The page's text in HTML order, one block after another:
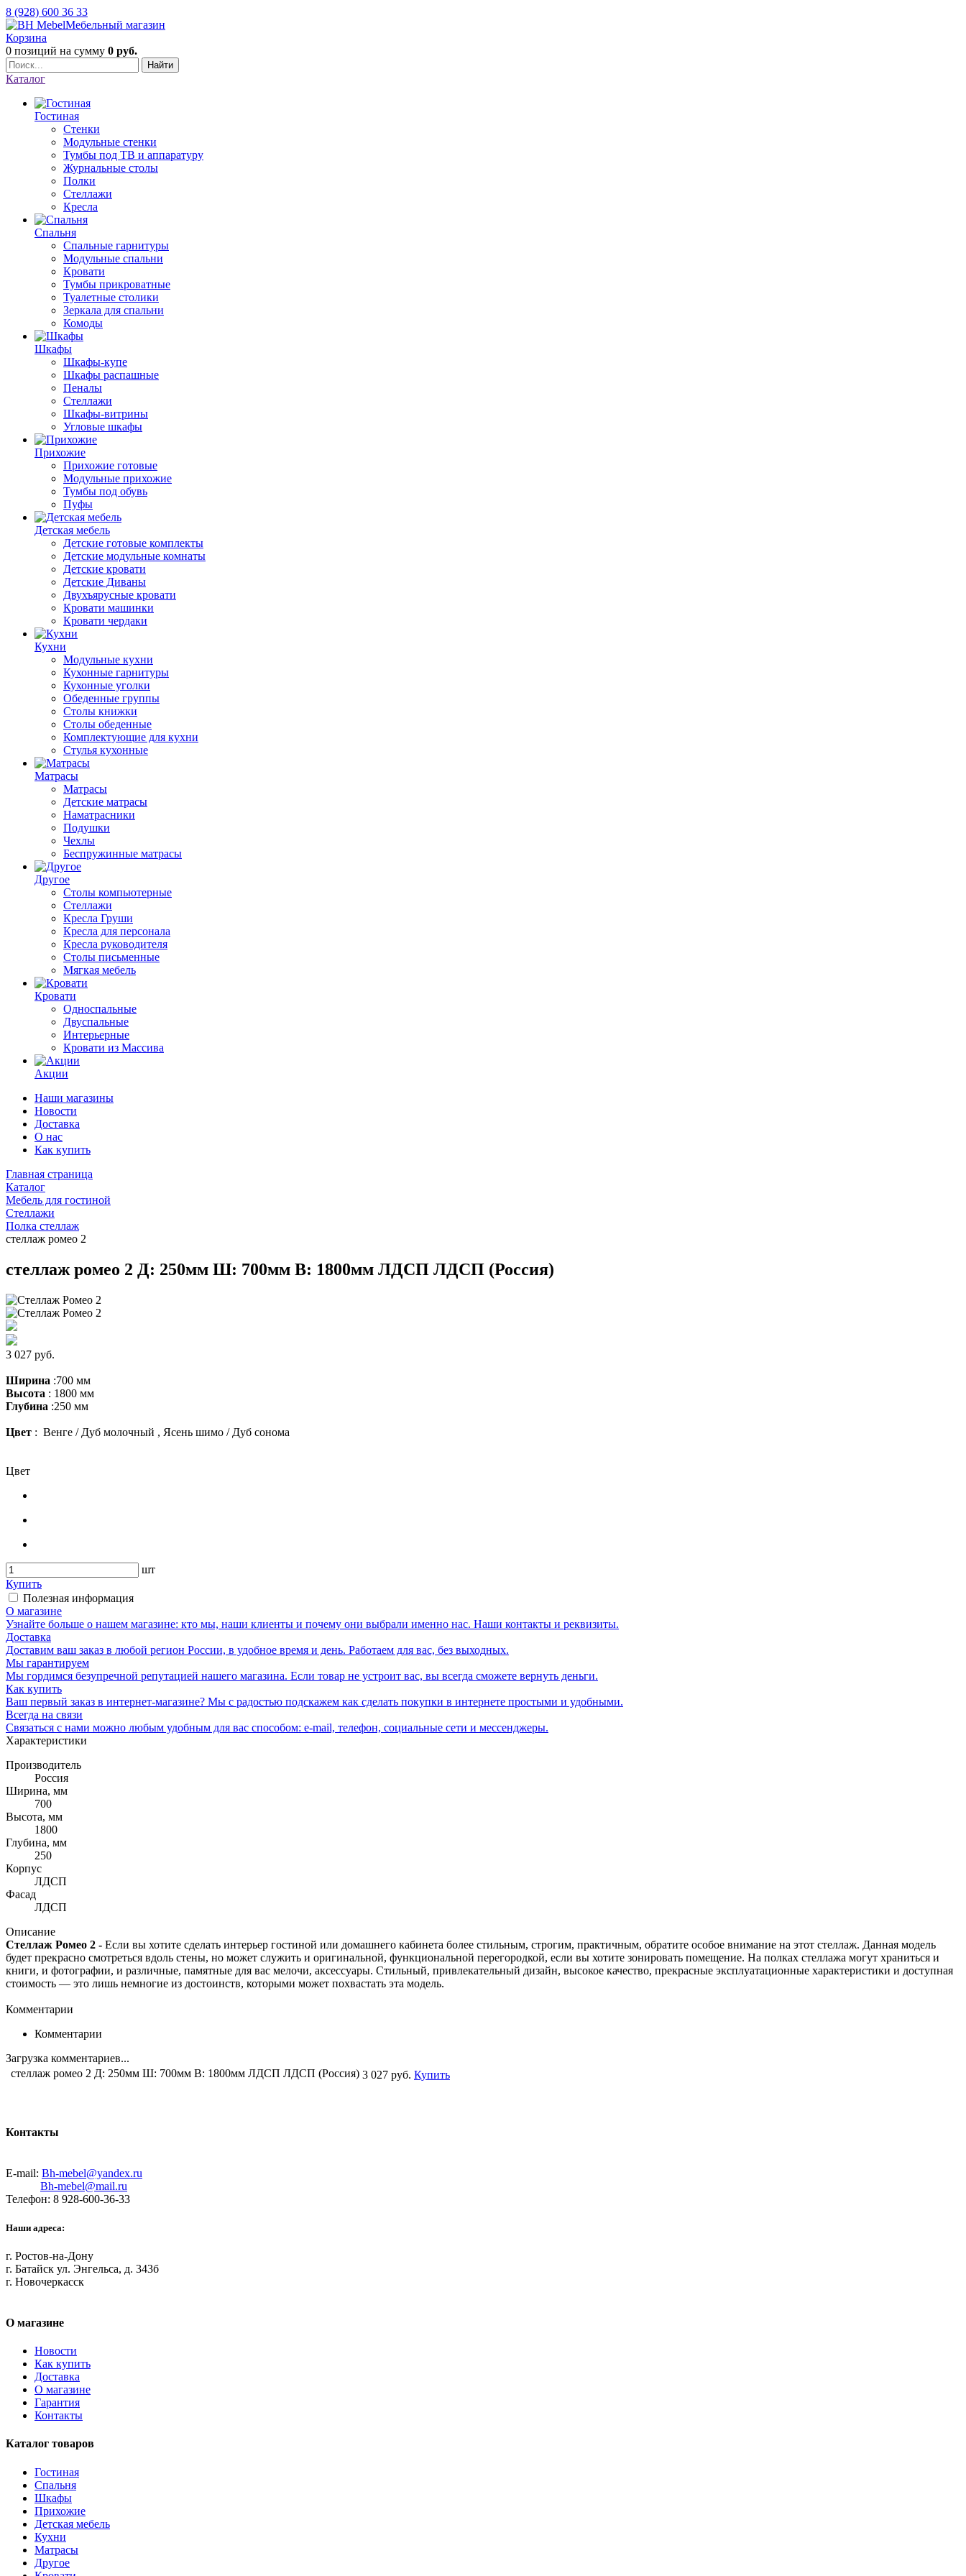
8 (928) 600 36 33
Мебельный магазин
Корзина
0 позиций на сумму 0 руб.
Найти
Каталог
Гостиная
Стенки
Модульные стенки
Тумбы под ТВ и аппаратуру
Журнальные столы
Полки
Стеллажи
Кресла
Спальня
Спальные гарнитуры
Модульные спальни
Кровати
Тумбы прикроватные
Туалетные столики
Зеркала для спальни
Комоды
Шкафы
Шкафы-купе
Шкафы распашные
Пеналы
Стеллажи
Шкафы-витрины
Угловые шкафы
Прихожие
Прихожие готовые
Модульные прихожие
Тумбы под обувь
Пуфы
Детская мебель
Детские готовые комплекты
Детские модульные комнаты
Детские кровати
Детские Диваны
Двухъярусные кровати
Кровати машинки
Кровати чердаки
Кухни
Модульные кухни
Кухонные гарнитуры
Кухонные уголки
Обеденные группы
Столы книжки
Столы обеденные
Комплектующие для кухни
Стулья кухонные
Матрасы
Матрасы
Детские матрасы
Наматрасники
Подушки
Чехлы
Беспружинные матрасы
Другое
Столы компьютерные
Стеллажи
Кресла Груши
Кресла для персонала
Кресла руководителя
Столы письменные
Мягкая мебель
Кровати
Односпальные
Двуспальные
Интерьерные
Кровати из Массива
Акции
Наши магазины
Новости
Доставка
О нас
Как купить
Главная страница
Каталог
Мебель для гостиной
Стеллажи
Полка стеллаж
стеллаж ромео 2
стеллаж ромео 2 Д: 250мм Ш: 700мм В: 1800мм ЛДСП ЛДСП (Россия)
3 027 руб.
Ширина :700 мм
Высота : 1800 мм
Глубина :250 мм
Цвет : Венге / Дуб молочный , Ясень шимо / Дуб сонома
Цвет
шт
Купить
Полезная информация
О магазине
Узнайте больше о нашем магазине: кто мы, наши клиенты и почему они выбрали именно нас. Наши контакты и реквизиты.
Доставка
Доставим ваш заказ в любой регион России, в удобное время и день. Работаем для вас, без выходных.
Мы гарантируем
Мы гордимся безупречной репутацией нашего магазина. Если товар не устроит вас, вы всегда сможете вернуть деньги.
Как купить
Ваш первый заказ в интернет-магазине? Мы с радостью подскажем как сделать покупки в интернете простыми и удобными.
Всегда на связи
Связаться с нами можно любым удобным для вас способом: e-mail, телефон, социальные сети и мессенджеры.
Характеристики
Производитель
Россия
Ширина, мм
700
Высота, мм
1800
Глубина, мм
250
Корпус
ЛДСП
Фасад
ЛДСП
Описание
Стеллаж Ромео 2 - Если вы хотите сделать интерьер гостиной или домашнего кабинета более стильным, строгим, практичным, обратите особое внимание на этот стеллаж. Данная модель
будет прекрасно смотреться вдоль стены, но может служить и оригинальной, функциональной перегородкой, если вы хотите зонировать помещение. На полках стеллажа могут храниться и
книги, и фотографии, и различные, памятные для вас мелочи, аксессуары. Стильный, привлекательный дизайн, высокое качество, прекрасные эксплуатационные характеристики и доступная
стоимость — это лишь немногие из достоинств, которыми может похвастать эта модель.
Комментарии
Комментарии
Загрузка комментариев...
стеллаж ромео 2 Д: 250мм Ш: 700мм В: 1800мм ЛДСП ЛДСП (Россия) 3 027 руб. Купить
Контакты
E-mail: Bh-mebel@yandex.ru
Bh-mebel@mail.ru
Телефон: 8 928-600-36-33
Наши адреса:
г. Ростов-на-Дону
г. Батайск ул. Энгельса, д. 343б
г. Новочеркасск
О магазине
Новости
Как купить
Доставка
О магазине
Гарантия
Контакты
Каталог товаров
Гостиная
Спальня
Шкафы
Прихожие
Детская мебель
Кухни
Матрасы
Другое